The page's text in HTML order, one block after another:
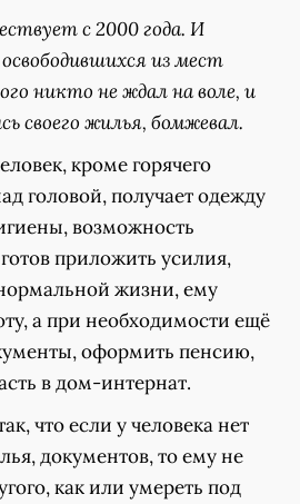
с 2000 года. И
освободившихся из мест
никто не ждал на воле, и
своего жилья, бомжевал.
кроме горячего
головой, получает одежду
возможность
приложить усилия,
жизни, ему
а при необходимости ещё
оформить пенсию,
в дом-интернат.
что если у человека нет
документов, то ему не
как или умереть под